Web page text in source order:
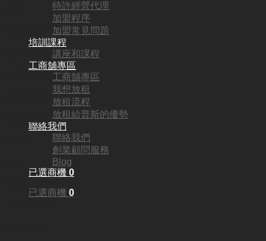
特許經營代理
加盟程序
加盟常見問題
培訓課程
講座和課程
工商舖專區
工商舖專區
我想放租
放租流程
放租給普斯的優勢
聯絡我們
聯絡我們
創業顧問服務
Blog
已選商機 0
已選商機 0